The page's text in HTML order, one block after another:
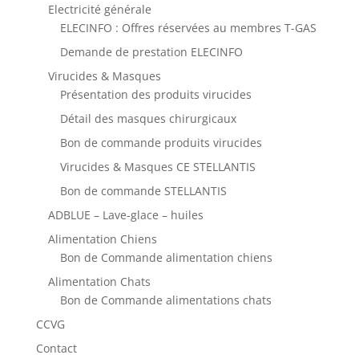
Electricité générale
ELECINFO : Offres réservées au membres T-GAS
Demande de prestation ELECINFO
Virucides & Masques
Présentation des produits virucides
Détail des masques chirurgicaux
Bon de commande produits virucides
Virucides & Masques CE STELLANTIS
Bon de commande STELLANTIS
ADBLUE – Lave-glace – huiles
Alimentation Chiens
Bon de Commande alimentation chiens
Alimentation Chats
Bon de Commande alimentations chats
CCVG
Contact